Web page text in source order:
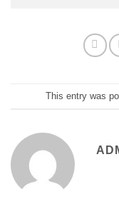
This entry was